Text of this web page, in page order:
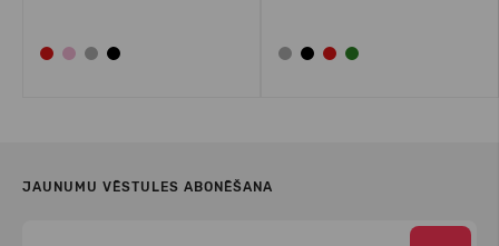
JAUNUMU VĒSTULES ABONĒŠANA